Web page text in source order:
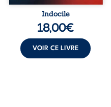
Indocile
18,00€
VOIR CE LIVRE